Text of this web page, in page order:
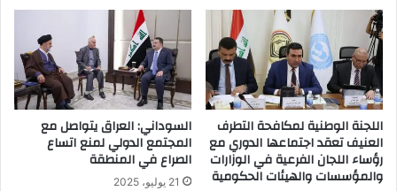
اللجنة الوطنية لمكافحة التطرف
العنيف تعقد اجتماعها الدوري مع
رؤساء اللجان الفرعية في الوزارات
والمؤسسات والهيئات الحكومية
السوداني: العراق يتواصل مع
المجتمع الدولي لمنع اتساع
الصراع في المنطقة
21 يوليو، 2025